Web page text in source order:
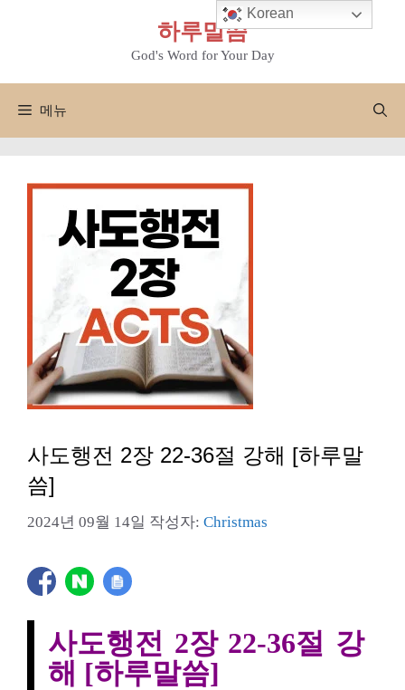
하루말씀
God's Word for Your Day
메뉴
사도행전 2장 22-36절 강해 [하루말
씀]
2024년 09월 14일 작성자: Christmas
사도행전 2장 22-36절 강
해 [하루말씀]
Korean